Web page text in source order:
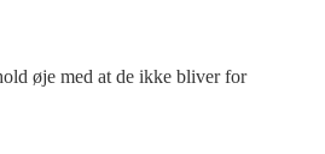
øje med at de ikke bliver for